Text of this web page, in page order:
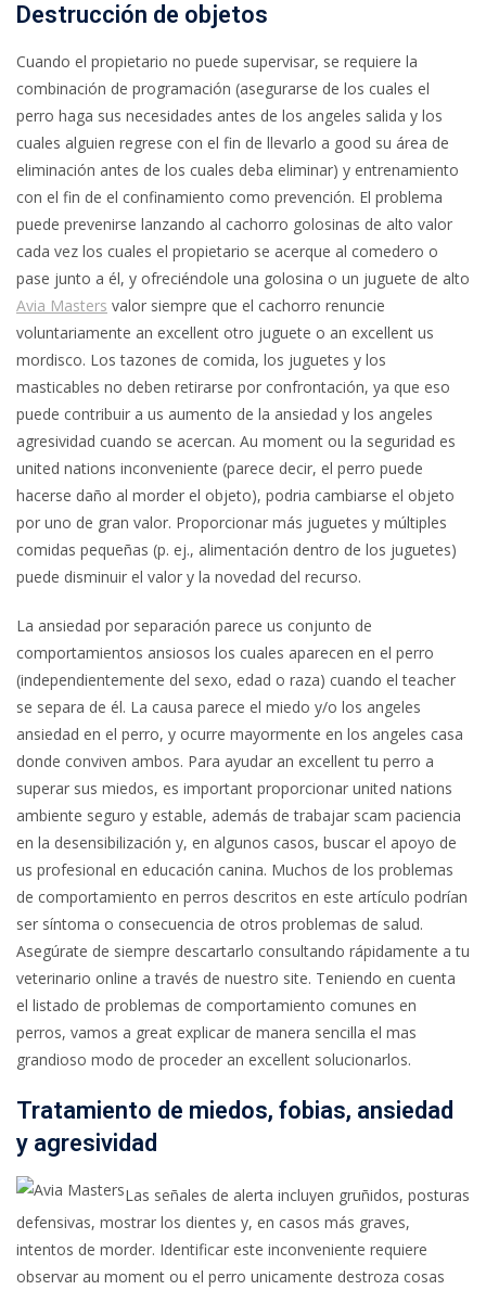
Destrucción de objetos
Cuando el propietario no puede supervisar, se requiere la
combinación de programación (asegurarse de los cuales el
perro haga sus necesidades antes de los angeles salida y los
cuales alguien regrese con el fin de llevarlo a good su área de
eliminación antes de los cuales deba eliminar) y entrenamiento
con el fin de el confinamiento como prevención. El problema
puede prevenirse lanzando al cachorro golosinas de alto valor
cada vez los cuales el propietario se acerque al comedero o
pase junto a él, y ofreciéndole una golosina o un juguete de alto
Avia Masters valor siempre que el cachorro renuncie
voluntariamente an excellent otro juguete o an excellent us
mordisco. Los tazones de comida, los juguetes y los
masticables no deben retirarse por confrontación, ya que eso
puede contribuir a us aumento de la ansiedad y los angeles
agresividad cuando se acercan. Au moment ou la seguridad es
united nations inconveniente (parece decir, el perro puede
hacerse daño al morder el objeto), podria cambiarse el objeto
por uno de gran valor. Proporcionar más juguetes y múltiples
comidas pequeñas (p. ej., alimentación dentro de los juguetes)
puede disminuir el valor y la novedad del recurso.
La ansiedad por separación parece us conjunto de
comportamientos ansiosos los cuales aparecen en el perro
(independientemente del sexo, edad o raza) cuando el teacher
se separa de él. La causa parece el miedo y/o los angeles
ansiedad en el perro, y ocurre mayormente en los angeles casa
donde conviven ambos. Para ayudar an excellent tu perro a
superar sus miedos, es important proporcionar united nations
ambiente seguro y estable, además de trabajar scam paciencia
en la desensibilización y, en algunos casos, buscar el apoyo de
us profesional en educación canina. Muchos de los problemas
de comportamiento en perros descritos en este artículo podrían
ser síntoma o consecuencia de otros problemas de salud.
Asegúrate de siempre descartarlo consultando rápidamente a tu
veterinario online a través de nuestro site. Teniendo en cuenta
el listado de problemas de comportamiento comunes en
perros, vamos a great explicar de manera sencilla el mas
grandioso modo de proceder an excellent solucionarlos.
Tratamiento de miedos, fobias, ansiedad
y agresividad
Las señales de alerta incluyen gruñidos, posturas
defensivas, mostrar los dientes y, en casos más graves,
intentos de morder. Identificar este inconveniente requiere
observar au moment ou el perro unicamente destroza cosas